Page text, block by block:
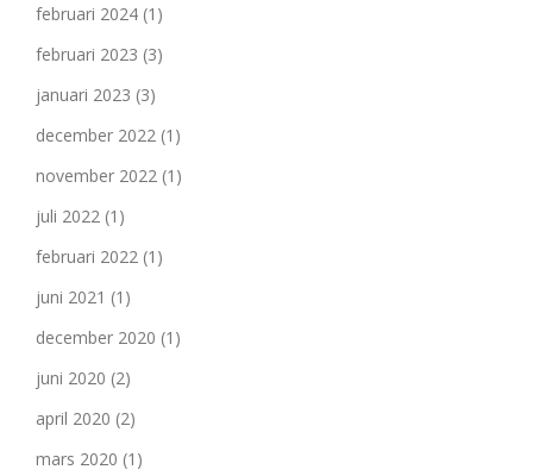
februari 2024 (1)
februari 2023 (3)
januari 2023 (3)
december 2022 (1)
november 2022 (1)
juli 2022 (1)
februari 2022 (1)
juni 2021 (1)
december 2020 (1)
juni 2020 (2)
april 2020 (2)
mars 2020 (1)